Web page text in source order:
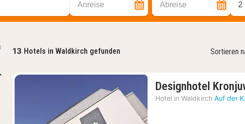
Anreise Abreise 2
13 Hotels in Waldkirch gefunden Sortieren
Designhotel
Hotel in Waldkirch Auf der